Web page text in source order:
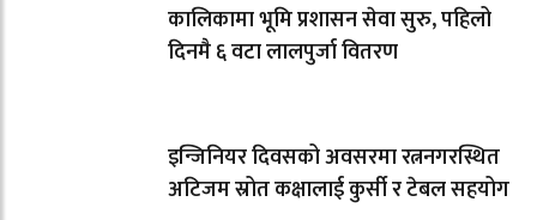
कालिकामा भूमि प्रशासन सेवा सुरु, पहिलो
दिनमै ६ वटा लालपुर्जा वितरण
इन्जिनियर दिवसको अवसरमा रत्ननगरस्थित
अटिजम स्रोत कक्षालाई कुर्सी र टेबल सहयोग